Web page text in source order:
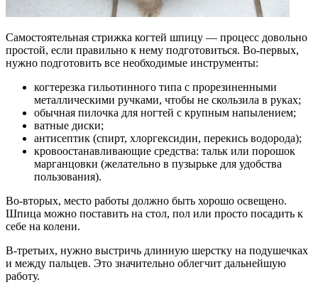
Самостоятельная стрижка когтей шпицу — процесс довольно
простой, если правильно к нему подготовиться. Во-первых,
нужно подготовить все необходимые инструменты:
когтерезка гильотинного типа с прорезиненными
металлическими ручками, чтобы не скользила в руках;
обычная пилочка для ногтей с крупным напылением;
ватные диски;
антисептик (спирт, хлоргексидин, перекись водорода);
кровоостанавливающие средства: тальк или порошок
марганцовки (желательно в пузырьке для удобства
пользования).
Во-вторых, место работы должно быть хорошо освещено.
Шпица можно поставить на стол, пол или просто посадить к
себе на колени.
В-третьих, нужно выстричь длинную шерстку на подушечках
и между пальцев. Это значительно облегчит дальнейшую
работу.